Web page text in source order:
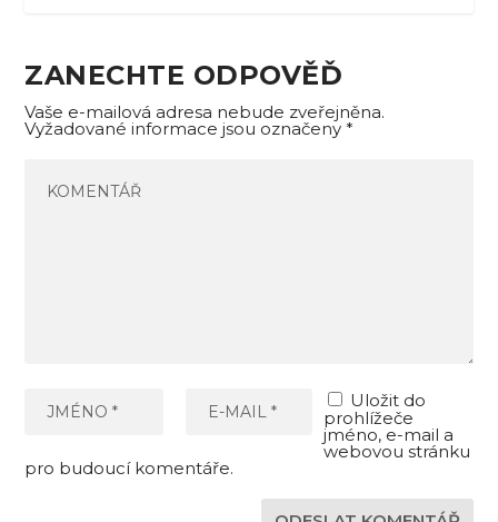
ZANECHTE ODPOVĚĎ
Vaše e-mailová adresa nebude zveřejněna.
Vyžadované informace jsou označeny*
Uložit do
prohlížeče
jméno, e-mail a
webovou stránku
pro budoucí komentáře.